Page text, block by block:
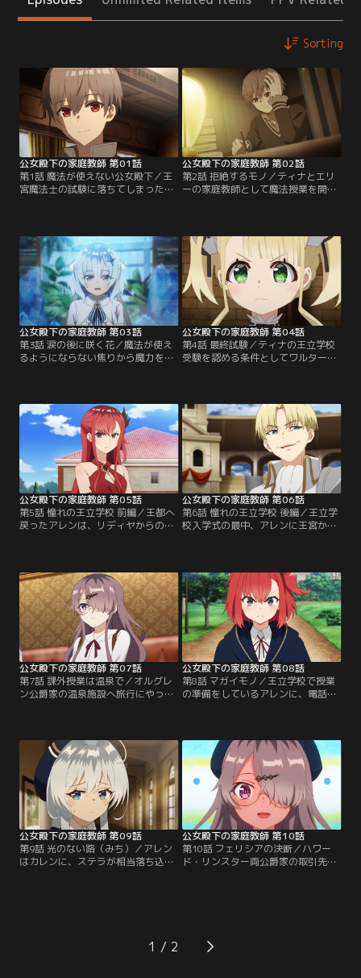
Sorting
公女殿下の家庭教師 第01話
第1話 魔法が使えない公女殿下／王
宮魔法士の試験に落ちてしまったア
公爵家へ。到着した先で待っていた
のは、魔法が全く使えないティナと
いう少女。彼女の父親であるワルタ
ー・ハワード公爵から伝えられたア
レンの使命は…。【提供：バンダイ
チャンネル】
公女殿下の家庭教師 第02話
第2話 拒絶するモノ／ティナとエリ
ーの家庭教師として魔法授業を開始
その差は開くばかり。少しずつティ
ナの中には劣等感が募ってい
き……。解決策を探るため、書庫へ
やってきたアレンは、勉強しようと
やってきたティナとメイド長のシェ
リーの姿を見かける。【提供：バン
ダイチャンネル】
公女殿下の家庭教師 第03話
第3話 涙の後に咲く花／魔法が使え
るようにならない焦りから魔力を暴
それこそがティナの魔法発動を妨げ
ていた「何か」だった--その後、テ
ィナは魔法を使えるようになるも、
ワルターは王立学校受験を頑に認め
ようとしない。反発するアレン
に…。【提供：バンダイチャンネ
ル】
公女殿下の家庭教師 第04話
第4話 最終試験／ティナの王立学校
受験を認める条件としてワルターか
せた時に見えた「何か」の正体を調
べていた。そして迎えた最終試験当
日。ティナとエリーの対戦相手とし
て現れたのは銀仮面をつけた大男だ
った……。果たしてティナとエリー
は王立学校を…。【提供：バンダイ
チャンネル】
公女殿下の家庭教師 第05話
第5話 憧れの王立学校 前編／王都へ
戻ったアレンは、リディヤからの追
績で合格。首席のティナは新入生代
表の挨拶を務めることになる。そし
てアレンが王宮魔法士試験に落ちた
理由が明かされる--憧れの王立学校
編がついに開幕！【提供：バンダイ
チャンネル】
公女殿下の家庭教師 第06話
第6話 憧れの王立学校 後編／王立学
校入学式の最中、アレンに王宮から
して剣を振るうリディヤの姿だっ
た。それから数日後、アレンは王立
学校に呼び出されていた。教授の計
らいで臨時講師になることになった
アレンは、先生として初めて王立学
校の教壇に立つ。【提供：バンダイ
チャンネル】
公女殿下の家庭教師 第07話
第7話 課外授業は温泉で／オルグレ
ン公爵家の温泉施設へ旅行にやって
なり落胆する。温度管理に使ってい
た魔石が消えてしまったのだとい
う。そんな中、同じく旅行に来てい
たステラ・フェリシア・カレンにま
さかの遭遇。一同は温泉に入るた
め、魔石を探すことに！？【提供：
バンダイチャンネル】
公女殿下の家庭教師 第08話
第8話 マガイモノ／王立学校で授業
の準備をしているアレンに、電話が
つけたアレンが目にしたのは、禍々
しいオーラを発する短剣を手にし、
いつもと様子の違うジェラルド王子
だった。アレンがジェラルド王子の
暴走を食い止めようとする中、リデ
ィヤが颯爽と登場して……。【提
供：バンダイチャンネル】
公女殿下の家庭教師 第09話
第9話 光のない路（みち）／アレン
はカレンに、ステラが相当落ち込ん
アレンはティナを呼び出していた。
期待と喜びの表情を浮かべるティナ
公女殿下の家庭教師 第10話
第10話 フェリシアの決断／ハワー
ド・リンスター両公爵家の取引先選
条件だと断る。その話を聞いたフェ
リシアは、商談を父に任せきりにし
1